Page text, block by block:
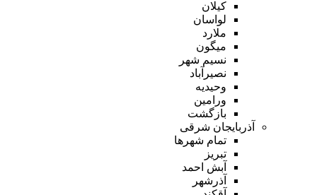
کیلان
لواسان
ملارد
میگون
نسیم شهر
نصیرآباد
وحیدیه
ورامین
بازگشت
آذربایجان شرقی
تمام شهر‌ها
تبریز
آبش احمد
آذرشهر